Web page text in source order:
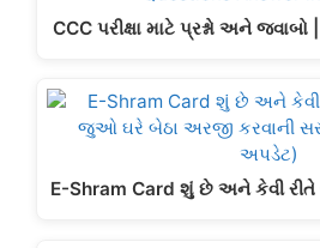
CCC પરીક્ષા માટે પ્રશ્નો અને
E-Shram Card શું છે અને કેવી